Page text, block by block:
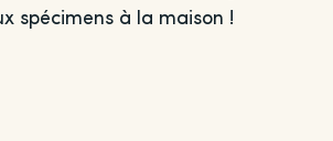
spécimens à la maison !